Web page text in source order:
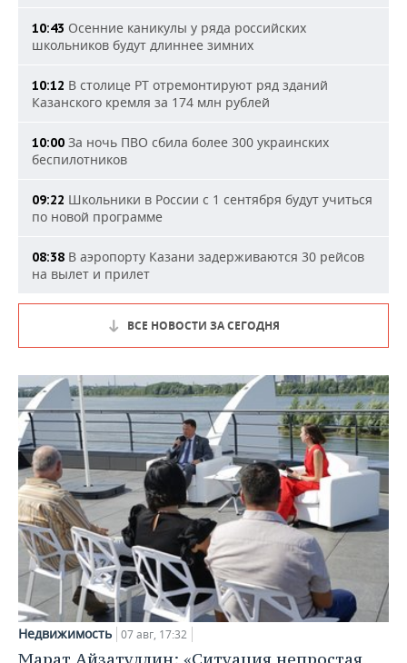
10:43 Осенние каникулы у ряда российских
школьников будут длиннее зимних
10:12 В столице РТ отремонтируют ряд зданий
Казанского кремля за 174 млн рублей
10:00 За ночь ПВО сбила более 300 украинских
беспилотников
09:22 Школьники в России с 1 сентября будут учиться
по новой программе
08:38 В аэропорту Казани задерживаются 30 рейсов
на вылет и прилет
ВСЕ НОВОСТИ ЗА СЕГОДНЯ
Недвижимость 07 авг, 17:32
Марат Айзатуллин: «Ситуация непростая,